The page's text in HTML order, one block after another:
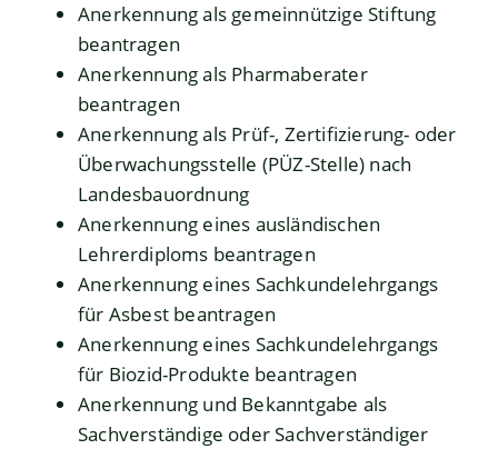
Anerkennung als gemeinnützige Stiftung
beantragen
Anerkennung als Pharmaberater
beantragen
Anerkennung als Prüf-, Zertifizierung- oder
Überwachungsstelle (PÜZ-Stelle) nach
Landesbauordnung
Anerkennung eines ausländischen
Lehrerdiploms beantragen
Anerkennung eines Sachkundelehrgangs
für Asbest beantragen
Anerkennung eines Sachkundelehrgangs
für Biozid-Produkte beantragen
Anerkennung und Bekanntgabe als
Sachverständige oder Sachverständiger